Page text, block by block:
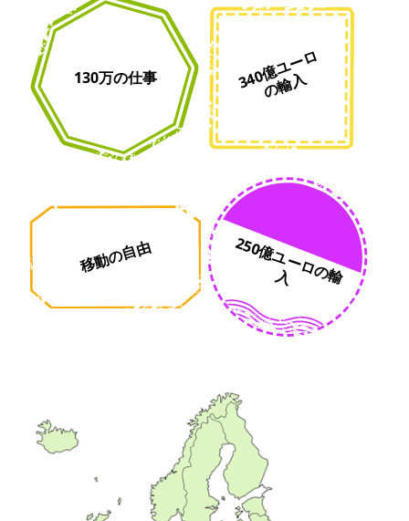
130万の仕事 3
4
0
億
ユ
ー
ロ
の
輸
入
移動の自由 2
5
0
億
ユ
ー
ロ
の
輸入